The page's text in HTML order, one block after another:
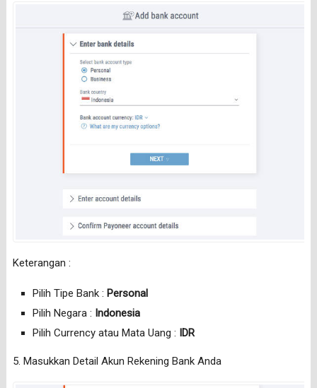
Keterangan :
Pilih Tipe Bank : Personal
Pilih Negara : Indonesia
Pilih Currency atau Mata Uang : IDR
5. Masukkan Detail Akun Rekening Bank Anda